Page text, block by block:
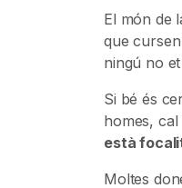
El món de
que
ningú no
Si bé és
homes,
està
Moltes